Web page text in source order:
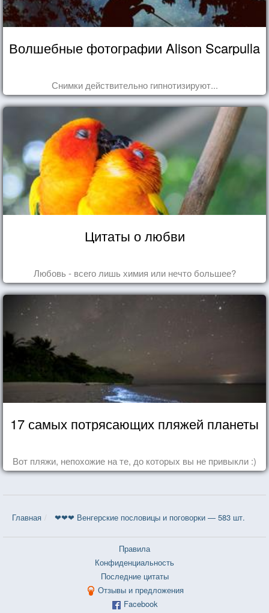
Волшебные фотографии Alison Scarpulla
Снимки действительно гипнотизируют...
Цитаты о любви
Любовь - всего лишь химия или нечто большее?
17 самых потрясающих пляжей планеты
Вот пляжи, непохожие на те, до которых вы не привыкли :)
Главная ❤❤❤ Венгерские пословицы и поговорки — 583 шт.
Правила
Конфиденциальность
Последние цитаты
Отзывы и предложения
Facebook